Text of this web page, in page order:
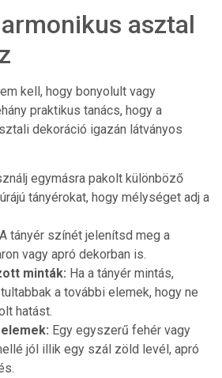
asztal
kell, hogy bonyolult vagy
praktikus tanács, hogy a
dekoráció igazán látványos
egymásra pakolt különböző
tányérokat, hogy mélységet adj a
A tányér színét jelenítsd meg a
vagy apró dekorban is.
minták: Ha a tányér mintás,
a további elemek, hogy ne
hatást.
Egy egyszerű fehér vagy
jól illik egy szál zöld levél, apró